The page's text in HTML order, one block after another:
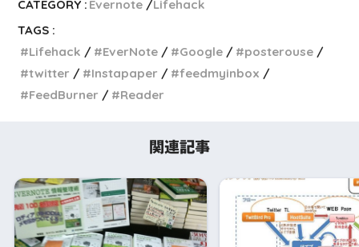
CATEGORY : Evernote
Lifehack
TAGS :
Lifehack
EverNote Google
posterouse
twitter
Instapaper
feedmyinbox
FeedBurner
Reader
関連記事